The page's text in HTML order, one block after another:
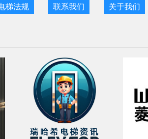
梯法规 联系我们 关于我们